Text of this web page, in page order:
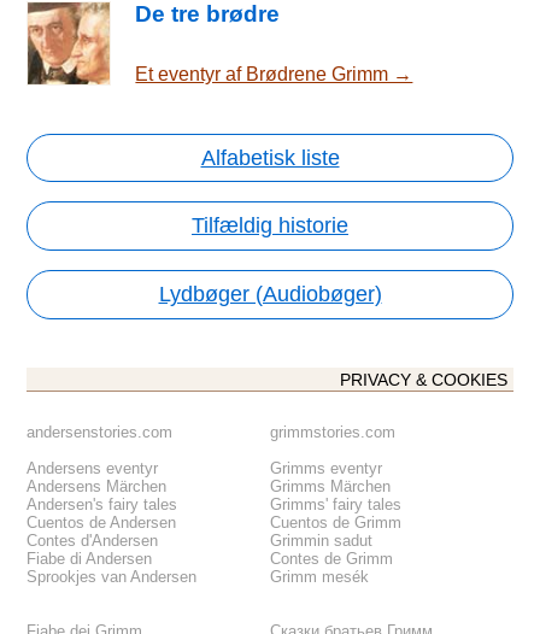
De tre brødre
Et eventyr af Brødrene Grimm →
Alfabetisk liste
Tilfældig historie
Lydbøger (Audiobøger)
PRIVACY & COOKIES
andersenstories.com
Andersens eventyr
Andersens Märchen
Andersen's fairy tales
Cuentos de Andersen
Contes d'Andersen
Fiabe di Andersen
Sprookjes van Andersen
grimmstories.com
Grimms eventyr
Grimms Märchen
Grimms' fairy tales
Cuentos de Grimm
Grimmin sadut
Contes de Grimm
Grimm mesék